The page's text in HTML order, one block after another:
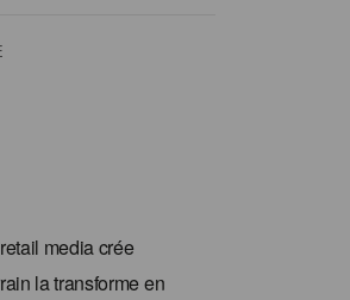
media crée
la transforme en